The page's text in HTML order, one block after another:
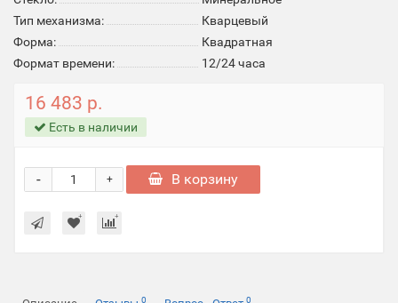
Тип механизма:
Кварцевый
Форма:
Квадратная
Формат времени:
12/24 часа
16 483 р.
Есть в наличии
+
- В корзину
0 0